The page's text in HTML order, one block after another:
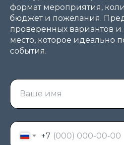
формат мероприятия,
бюджет и пожелания.
проверенных вариантов
место, которое идеально
события.
Ваше имя
+7